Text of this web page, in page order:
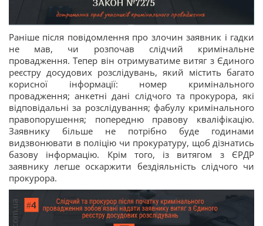
Раніше після повідомлення про злочин заявник і гадки
не мав, чи розпочав слідчий кримінальне
провадження. Тепер він отримуватиме витяг з Єдиного
реєстру досудових розслідувань, який містить багато
корисної інформації: номер кримінального
провадження; анкетні дані слідчого та прокурора, які
відповідальні за розслідування; фабулу кримінального
правопорушення; попередню правову кваліфікацію.
Заявнику більше не потрібно буде годинами
видзвонювати в поліцію чи прокуратуру, щоб дізнатись
базову інформацію. Крім того, із витягом з ЄРДР
заявнику легше оскаржити бездіяльність слідчого чи
прокурора.